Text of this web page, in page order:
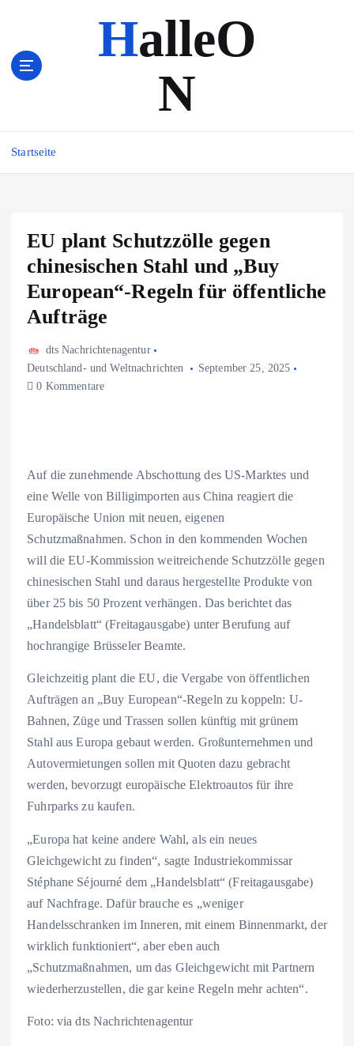
s
HalleO
N
Startseite
EU plant Schutzzölle gegen
chinesischen Stahl und „Buy
European“-Regeln für öffentliche
Aufträge
dts Nachrichtenagentur
Deutschland- und Weltnachrichten
September 25, 2025
0 Kommentare
Auf die zunehmende Abschottung des US-Marktes und
eine Welle von Billigimporten aus China reagiert die
Europäische Union mit neuen, eigenen
Schutzmaßnahmen. Schon in den kommenden Wochen
will die EU-Kommission weitreichende Schutzzölle gegen
chinesischen Stahl und daraus hergestellte Produkte von
über 25 bis 50 Prozent verhängen. Das berichtet das
„Handelsblatt“ (Freitagausgabe) unter Berufung auf
hochrangige Brüsseler Beamte.
Gleichzeitig plant die EU, die Vergabe von öffentlichen
Aufträgen an „Buy European“-Regeln zu koppeln: U-
Bahnen, Züge und Trassen sollen künftig mit grünem
Stahl aus Europa gebaut werden. Großunternehmen und
Autovermietungen sollen mit Quoten dazu gebracht
werden, bevorzugt europäische Elektroautos für ihre
Fuhrparks zu kaufen.
„Europa hat keine andere Wahl, als ein neues
Gleichgewicht zu finden“, sagte Industriekommissar
Stéphane Séjourné dem „Handelsblatt“ (Freitagausgabe)
auf Nachfrage. Dafür brauche es „weniger
Handelsschranken im Inneren, mit einem Binnenmarkt, der
wirklich funktioniert“, aber eben auch
„Schutzmaßnahmen, um das Gleichgewicht mit Partnern
wiederherzustellen, die gar keine Regeln mehr achten“.
Foto: via dts Nachrichtenagentur